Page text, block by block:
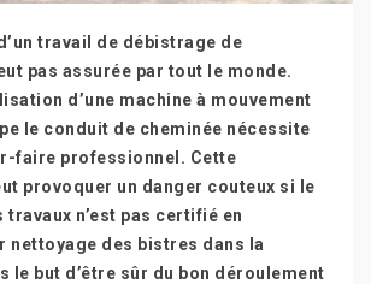
travail de débistrage de
pas assurée par tout le monde.
d’une machine à mouvement
le conduit de cheminée nécessite
faire professionnel. Cette
provoquer un danger couteux si le
n’est pas certifié en
nettoyage des bistres dans la
le but d’être sûr du bon déroulement